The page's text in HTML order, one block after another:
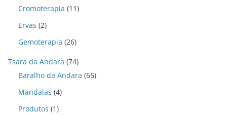
Cromoterapia (11)
Ervas (2)
Gemoterapia (26)
Tsara da Andara (74)
Baralho da Andara (65)
Mandalas (4)
Produtos (1)